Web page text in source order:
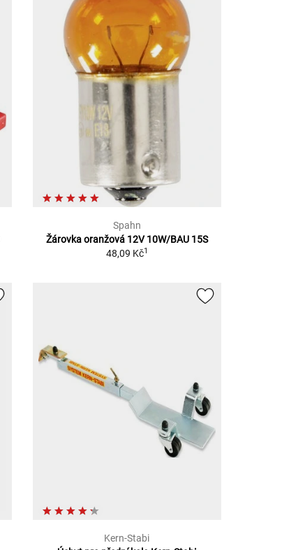
Spahn
Žárovka oranžová 12V 10W/BAU 15S
48,09 Kč1
Kern-Stabi